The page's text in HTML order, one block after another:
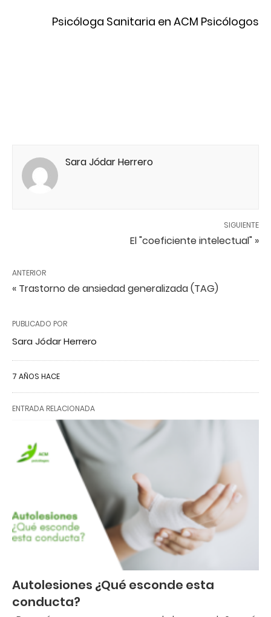
Psicóloga Sanitaria en ACM Psicólogos
Sara Jódar Herrero
SIGUIENTE
El "coeficiente intelectual" »
ANTERIOR
« Trastorno de ansiedad generalizada (TAG)
PUBLICADO POR
Sara Jódar Herrero
7 AÑOS HACE
ENTRADA RELACIONADA
Autolesiones ¿Qué esconde esta
conducta?